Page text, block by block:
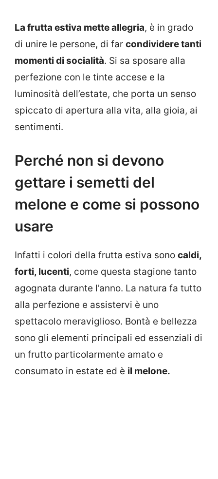
La frutta estiva mette allegria, è in grado
di unire le persone, di far condividere tanti
momenti di socialità. Si sa sposare alla
perfezione con le tinte accese e la
luminosità dell’estate, che porta un senso
spiccato di apertura alla vita, alla gioia, ai
sentimenti.
Perché non si devono
gettare i semetti del
melone e come si possono
usare
Infatti i colori della frutta estiva sono caldi,
forti, lucenti, come questa stagione tanto
agognata durante l’anno. La natura fa tutto
alla perfezione e assistervi è uno
spettacolo meraviglioso. Bontà e bellezza
sono gli elementi principali ed essenziali di
un frutto particolarmente amato e
consumato in estate ed è il melone.